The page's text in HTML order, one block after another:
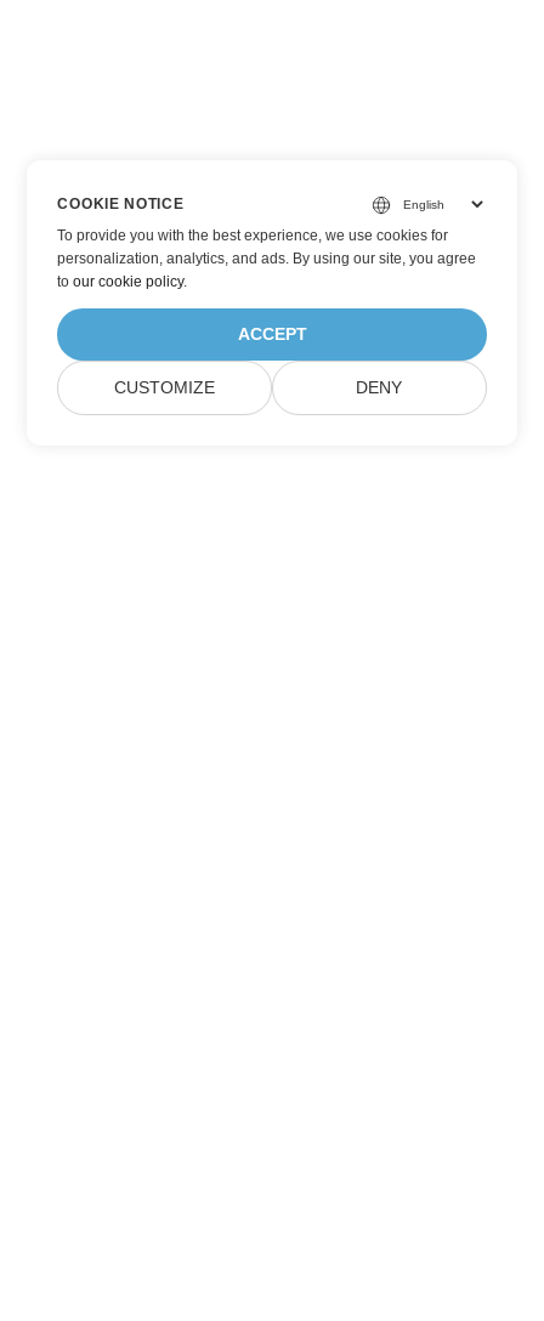
COOKIE NOTICE
To provide you with the best experience, we use cookies for
personalization, analytics, and ads. By using our site, you agree
toour cookie policy.
ACCEPT
CUSTOMIZE DENY